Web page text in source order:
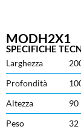
MODH2X1
SPECIFICHE
Larghezza
Profondità
Altezza 90
Peso 32